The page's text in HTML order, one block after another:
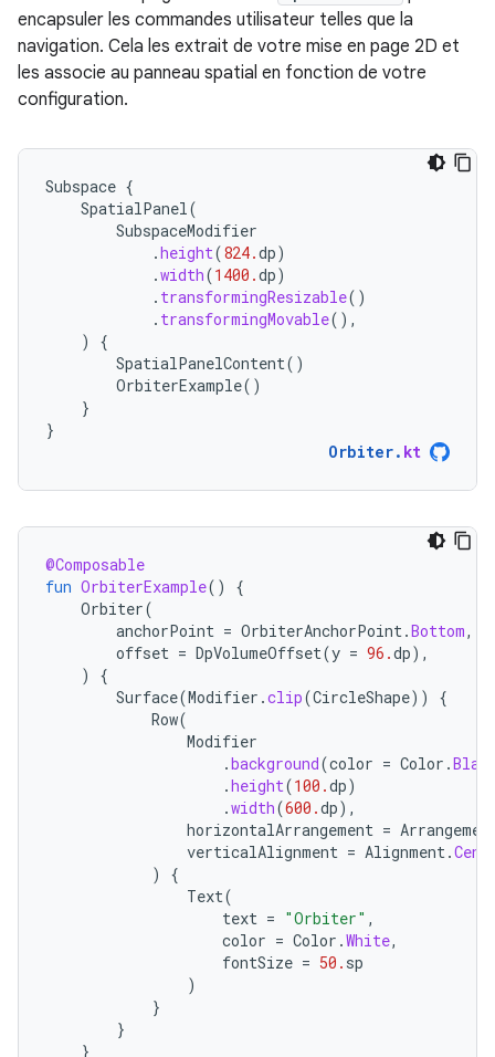
encapsuler les commandes utilisateur telles que la
navigation. Cela les extrait de votre mise en page 2D et
les associe au panneau spatial en fonction de votre
configuration.
Subspace {
SpatialPanel (
SubspaceModifier
.height(824.dp)
.width(1400.dp)
. transformingResizable()
. transformingMovable(),
)
{
SpatialPanelContent()
OrbiterExample()
}
}
Orbiter. kt
@Composable
fun OrbiterExample()
{
Orbiter(
anchorPoint = OrbiterAnchorPoint .Bottom,
offset = DpVolumeOffset(y = 96.dp),
)
{
Surface(Modifier .clip(CircleShape))
{
Row(
Modifier
.background(color = Color .
.height(100.dp)
.width(600.dp),
horizontalArrangement =
verticalAlignment = Alignment .
)
{
Text(
text = "Orbiter" ,
color = Color .White,
fontSize = 50. sp
)
}
}
}